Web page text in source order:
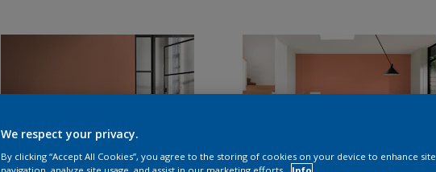
We respect your privacy.
By clicking “Accept All Cookies”, you agree to the storing of cookies on your device to enhance site